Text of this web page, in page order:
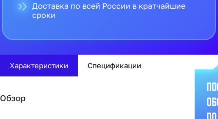
Доставка по всей России в кратчайшие
сроки
Характеристики Спецификации
Обзор